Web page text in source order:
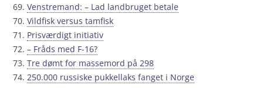
Venstremand: – Lad landbruget betale
Vildfisk versus tamfisk
Prisværdigt initiativ
– Fråds med F-16?
Tre dømt for massemord på 298
250.000 russiske pukkellaks fanget i Norge